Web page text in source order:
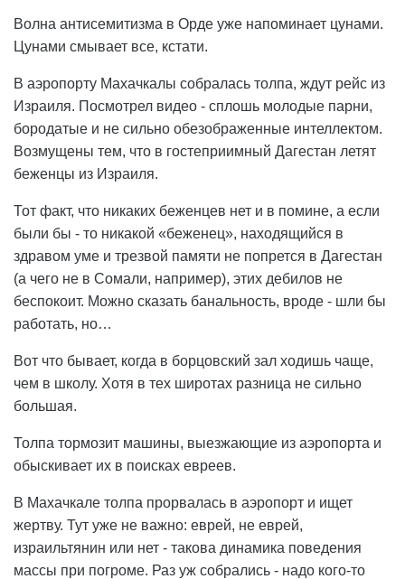
Волна антисемитизма в Орде уже напоминает цунами.
Цунами смывает все, кстати.
В аэропорту Махачкалы собралась толпа, ждут рейс из
Израиля. Посмотрел видео - сплошь молодые парни,
бородатые и не сильно обезображенные интеллектом.
Возмущены тем, что в гостеприимный Дагестан летят
беженцы из Израиля.
Тот факт, что никаких беженцев нет и в помине, а если
были бы - то никакой «беженец», находящийся в
здравом уме и трезвой памяти не попрется в Дагестан
(а чего не в Сомали, например), этих дебилов не
беспокоит. Можно сказать банальность, вроде - шли бы
работать, но…
Вот что бывает, когда в борцовский зал ходишь чаще,
чем в школу. Хотя в тех широтах разница не сильно
большая.
Толпа тормозит машины, выезжающие из аэропорта и
обыскивает их в поисках евреев.
В Махачкале толпа прорвалась в аэропорт и ищет
жертву. Тут уже не важно: еврей, не еврей,
израильтянин или нет - такова динамика поведения
массы при погроме. Раз уж собрались - надо кого-то